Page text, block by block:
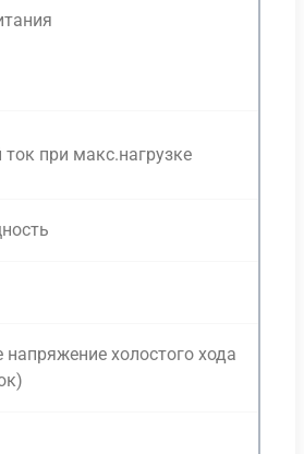
при макс.нагрузке
холостого хода